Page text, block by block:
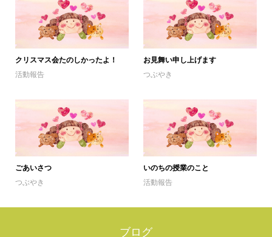
クリスマス会たのしかったよ！
活動報告
お見舞い申し上げます
つぶやき
ごあいさつ
つぶやき
いのちの授業のこと
活動報告
ブログ